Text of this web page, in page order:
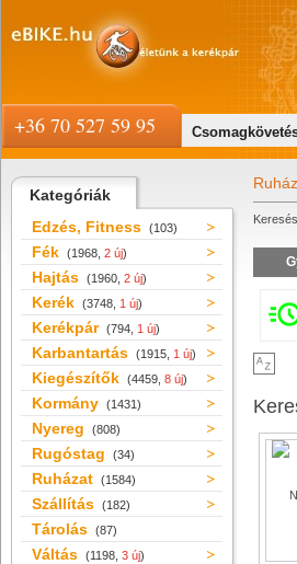
Kategóriák
Edzés, Fitness (103)
Fék (1968, 2 új)
Hajtás (1960, 2 új)
Kerék (3748, 1 új)
Kerékpár (794, 1 új)
Karbantartás (1915, 1 új)
Kiegészítők (4459, 8 új)
Kormány (1431)
Nyereg (808)
Rugóstag (34)
Ruházat (1584)
Szállítás (182)
Tárolás (87)
Váltás (1198, 3 új)
+36 70 527 59 95